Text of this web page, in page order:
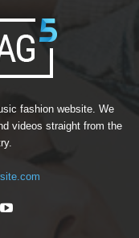
fashion website. We
videos straight from the